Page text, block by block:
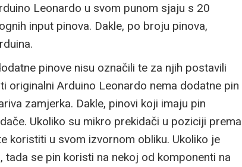
Leonardo u svom punom sjaju s 20
input pinova. Dakle, po broju pinova,
pinove nisu označili te za njih postavili
originalni Arduino Leonardo nema dodatne pin
zamjerka. Dakle, pinovi koji imaju pin
Ukoliko su mikro prekidači u poziciji prema
koristiti u svom izvornom obliku. Ukoliko je
se pin koristi na nekoj od komponenti na